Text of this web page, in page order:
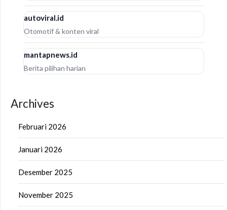
autoviral.id
Otomotif & konten viral
mantapnews.id
Berita pilihan harian
Archives
Februari 2026
Januari 2026
Desember 2025
November 2025